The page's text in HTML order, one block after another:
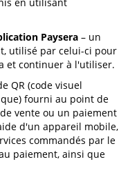
Paysera – un
utilisé par celui-ci pour
et continuer à l'utiliser.
QR (code visuel
fourni au point de
vente ou un paiement
d'un appareil mobile,
commandés par le
paiement, ainsi que